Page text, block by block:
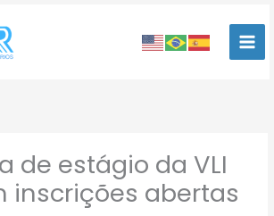
de estágio da VLI
inscrições abertas